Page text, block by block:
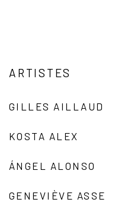
ARTISTES
GILLES AILLAUD
KOSTA ALEX
ÁNGEL ALONSO
GENEVIÈVE ASSE